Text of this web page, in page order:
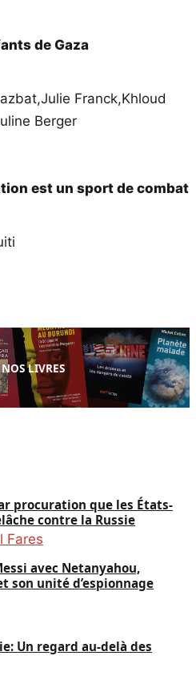
de Gaza
,Julie Franck,Khloud
Berger
est un sport de combat
LIVRES
procuration que les États-
contre la Russie
Fares
avec Netanyahou,
son unité d’espionnage
Un regard au-delà des